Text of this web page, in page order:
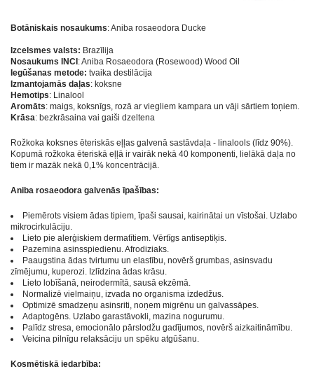
Botāniskais nosaukums: Aniba rosaeodora Ducke
Izcelsmes valsts: Brazīlija
Nosaukums INCI: Aniba Rosaeodora (Rosewood) Wood Oil
Iegūšanas metode: tvaika destilācija
Izmantojamās daļas: koksne
Hemotips: Linalool
Aromāts: maigs, koksnīgs, rozā ar viegliem kampara un vāji sārtiem toņiem.
Krāsa: bezkrāsaina vai gaiši dzeltena
Rožkoka koksnes ēteriskās eļļas galvenā sastāvdaļa - linalools (līdz 90%).
Kopumā rožkoka ēteriskā eļļā ir vairāk nekā 40 komponenti, lielākā daļa no
tiem ir mazāk nekā 0,1% koncentrācijā.
Aniba rosaeodora galvenās īpašības:
Piemērots visiem ādas tipiem, īpaši sausai, kairinātai un vīstošai. Uzlabo
mikrocirkulāciju.
Lieto pie alerģiskiem dermatītiem. Vērtīgs antiseptiķis.
Pazemina asinsspiedienu. Afrodiziaks.
Paaugstina ādas tvirtumu un elastību, novērš grumbas, asinsvadu
zīmējumu, kuperozi. Izlīdzina ādas krāsu.
Lieto lobīšanā, neirodermītā, sausā ekzēmā.
Normalizē vielmaiņu, izvada no organisma izdedžus.
Optimizē smadzeņu asinsriti, noņem migrēnu un galvassāpes.
Adaptogēns. Uzlabo garastāvokli, mazina nogurumu.
Palīdz stresa, emocionālo pārslodžu gadījumos, novērš aizkaitināmību.
Veicina pilnīgu relaksāciju un spēku atgūšanu.
Kosmētiskā iedarbība: